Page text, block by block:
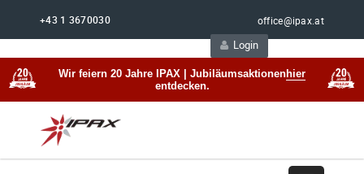
+43 1 3670030
office@ipax.at
Login
Wir feiern 20 Jahre IPAX | Jubiläumsaktionenhier
entdecken.